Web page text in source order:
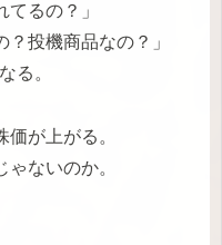
てるの？」
？投機商品なの？」
る。
が上がる。
ないのか。